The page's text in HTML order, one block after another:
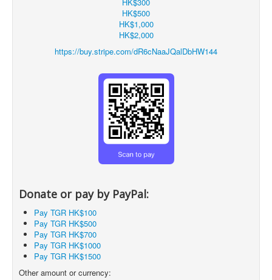
HK$500
HK$1,000
HK$2,000
https://buy.stripe.com/dR6cNaaJQalDbHW144
Donate or pay by PayPal:
Pay TGR HK$100
Pay TGR HK$500
Pay TGR HK$700
Pay TGR HK$1000
Pay TGR HK$1500
Other amount or currency: